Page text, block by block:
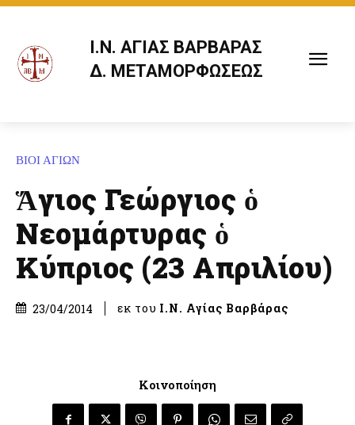
Ι.Ν. ΑΓΙΑΣ ΒΑΡΒΑΡΑΣ
Δ. ΜΕΤΑΜΟΡΦΩΣΕΩΣ
ΒΙΟΙ ΑΓΙΩΝ
Ἅγιος Γεώργιος ὁ
Νεομάρτυρας ὁ
Κύπριος (23 Απριλίου)
23/04/2014 εκ του Ι.Ν. Αγίας Βαρβάρας
Κοινοποίηση